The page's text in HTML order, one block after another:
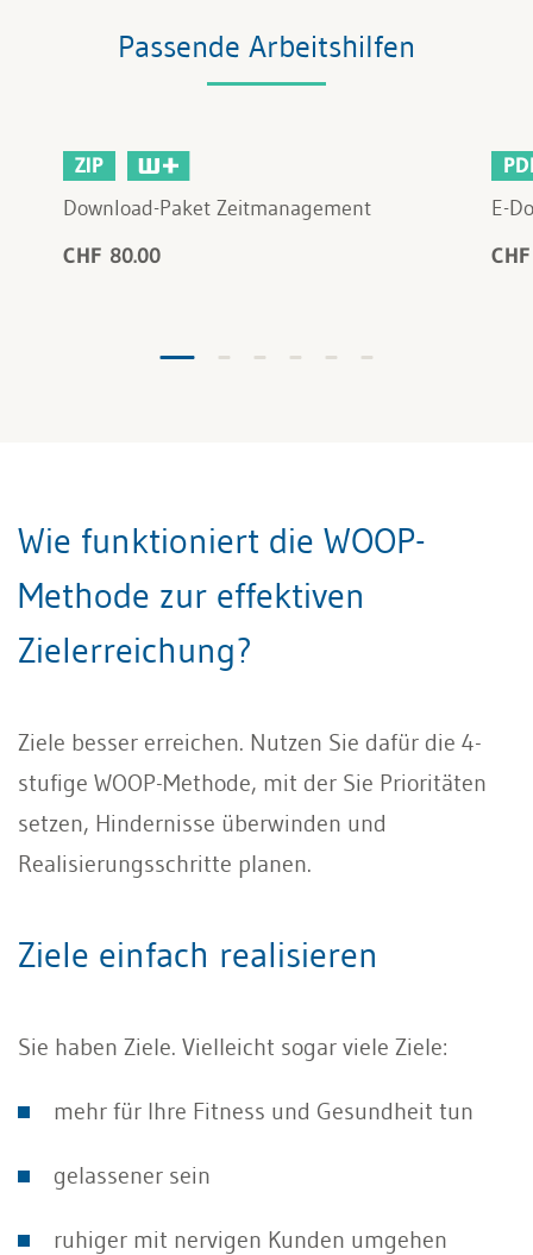
Passende Arbeitshilfen
ZIP
Download-Paket Zeitmanagement
CHF 80.00
E-
Wie funktioniert die WOOP-
Methode zur effektiven
Zielerreichung?
Ziele besser erreichen. Nutzen Sie dafür die 4-
stufige WOOP-Methode, mit der Sie Prioritäten
setzen, Hindernisse überwinden und
Realisierungsschritte planen.
Ziele einfach realisieren
Sie haben Ziele. Vielleicht sogar viele Ziele:
mehr für Ihre Fitness und Gesundheit tun
gelassener sein
ruhiger mit nervigen Kunden umgehen